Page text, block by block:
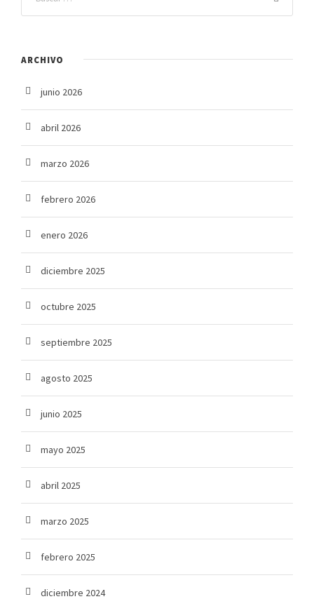
ARCHIVO
junio 2026
abril 2026
marzo 2026
febrero 2026
enero 2026
diciembre 2025
octubre 2025
septiembre 2025
agosto 2025
junio 2025
mayo 2025
abril 2025
marzo 2025
febrero 2025
diciembre 2024